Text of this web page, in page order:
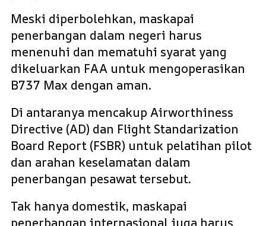
Meski diperbolehkan, maskapai
penerbangan dalam negeri harus
menenuhi dan mematuhi syarat yang
dikeluarkan FAA untuk mengoperasikan
B737 Max dengan aman.
Di antaranya mencakup Airworthiness
Directive (AD) dan Flight Standarization
Board Report (FSBR) untuk pelatihan pilot
dan arahan keselamatan dalam
penerbangan pesawat tersebut.
Tak hanya domestik, maskapai
penerbangan internasional juga harus